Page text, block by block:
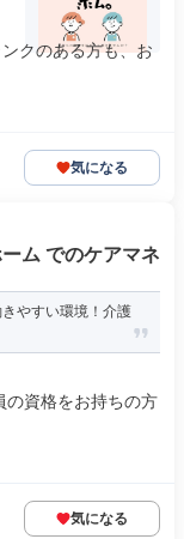
クのある方も、お
気になる
ム でのケアマネ
やすい環境！介護
の資格をお持ちの方
気になる